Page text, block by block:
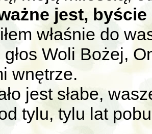
jest,
właśnie do
głos Woli Bożej,
wnętrze.
jest słabe,
tylu, tylu lat